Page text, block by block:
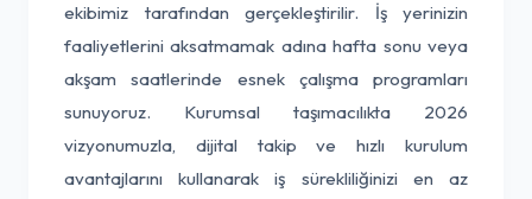
ekibimiz tarafından gerçekleştirilir. İş yerinizin
faaliyetlerini aksatmamak adına hafta sonu veya
akşam saatlerinde esnek çalışma programları
sunuyoruz. Kurumsal taşımacılıkta 2026
vizyonumuzla, dijital takip ve hızlı kurulum
avantajlarını kullanarak iş sürekliliğinizi en az